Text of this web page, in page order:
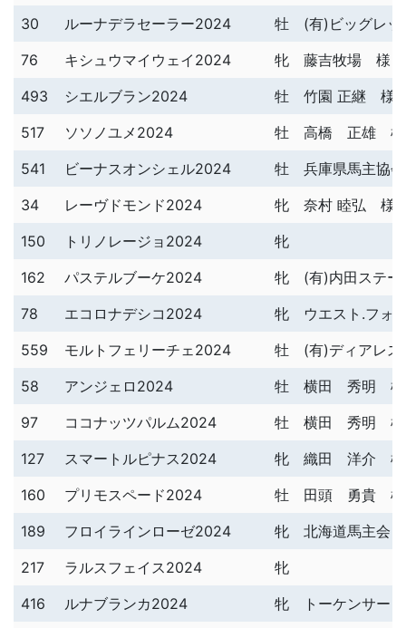
30
ルーナデラセーラー2024 牡
(有)ビッグレ
76
キシュウマイウェイ2024 牝
藤吉牧場 様
493
シエルブラン2024 牡
竹園 正継 様
517
ソソノユメ2024 牡
高橋 正雄 様
541
ビーナスオンシェル2024 牡
兵庫県馬主協
34
レーヴドモンド2024 牝
奈村 睦弘 様
150
トリノレージョ2024
牝
162
パステルブーケ2024 牝
(有)内田ステ
78
エコロナデシコ2024 牝
ウエスト.フォ
559
モルトフェリーチェ2024 牡
(有)ディアレ
58
アンジェロ2024 牡
横田 秀明 様
97
ココナッツパルム2024 牡
横田 秀明 様
127
スマートルピナス2024 牝
織田 洋介 様
160
プリモスペード2024 牡
田頭 勇貴 様
189
フロイラインローゼ2024 牝
北海道馬主
217
ラルスフェイス2024
牝
416
ルナブランカ2024 牝 トーケンサー